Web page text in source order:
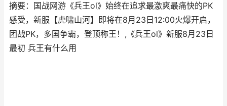
摘要：​国战网游《兵王ol》始终在追求最激爽最痛快的PK
感受，新服【虎啸山河】即将在8月23日12:00火爆开启，
团战PK，多国争霸，登顶称王！,《兵王ol》新服8月23日
最初 兵王有什么用